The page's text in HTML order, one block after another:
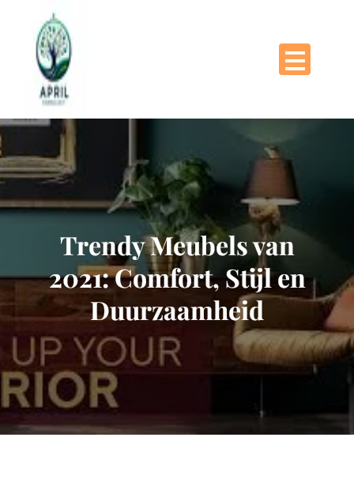
Trendy Meubels van
2021: Comfort, Stijl en
Duurzaamheid